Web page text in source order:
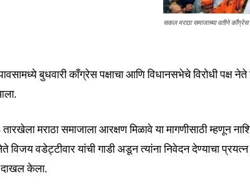
be part
worry, we respect your privacy and
is safe with us.
I've
सकल मराठा समाजाच्या वतीने
बुधवारी काँग्रेस पक्षाचा आणि विधानसभेचे विरोधी पक्ष
मराठा समाजाला आरक्षण मिळावे या मागणीसाठी म्हणून
विजय वडेट्टीवार यांची गाडी अडून त्यांना निवेदन देण्याचा
दाखल केला.